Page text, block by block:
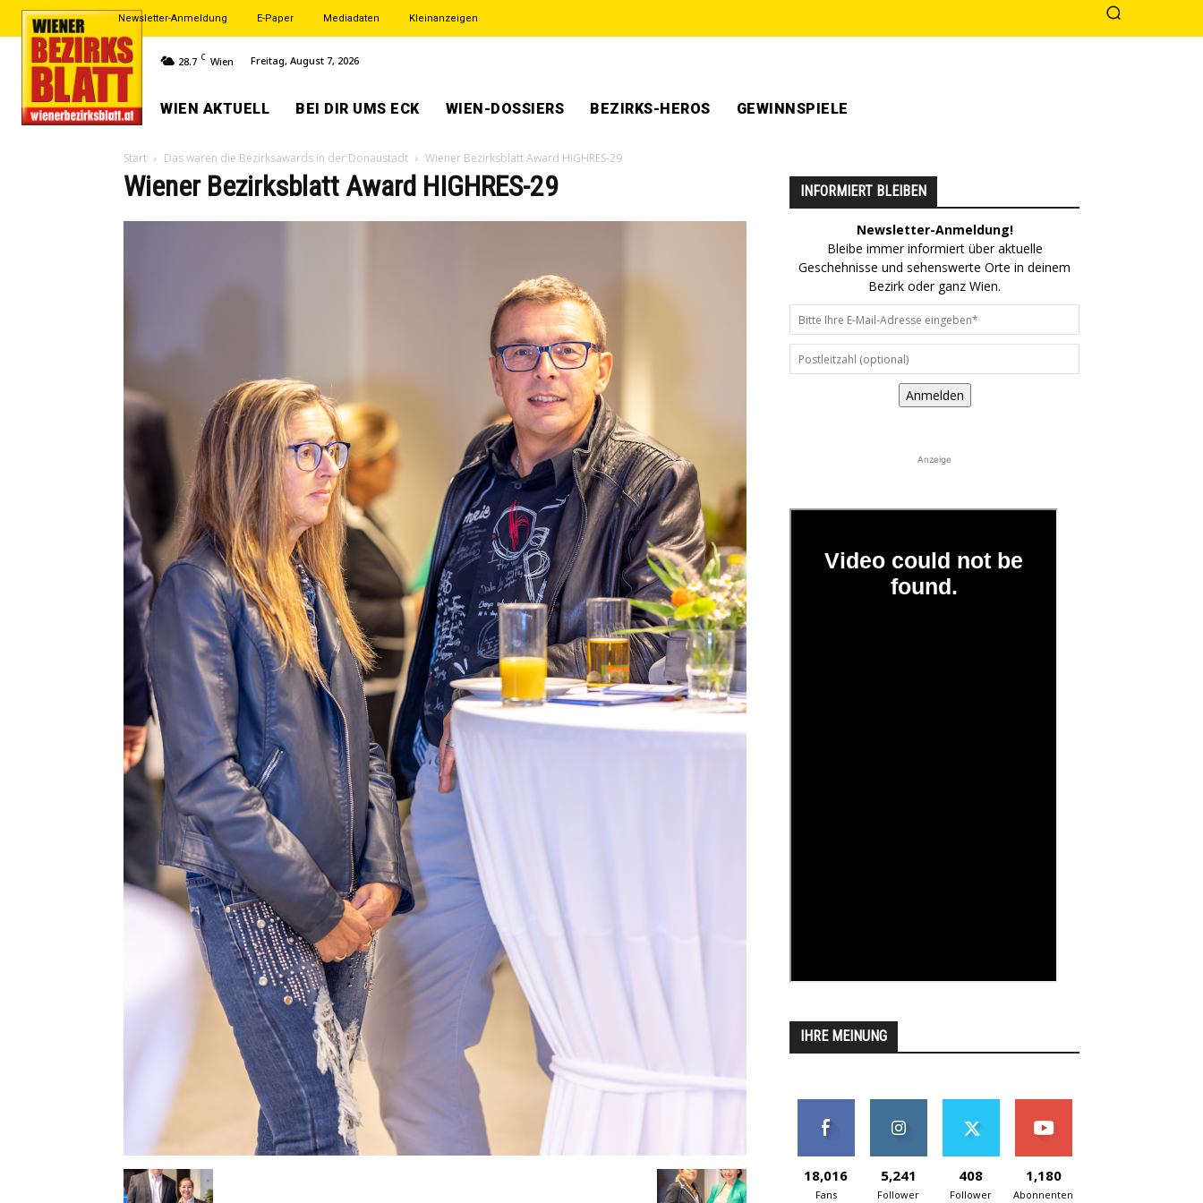
Newsletter-Anmeldung E-Paper Mediadaten Kleinanzeigen
28.7 C Wien Freitag, August 7, 2026
WIEN AKTUELL BEI DIR UMS ECK WIEN-DOSSIERS BEZIRKS-HEROS GEWINNSPIELE
Start Das waren die Bezirksawards in der Donaustadt Wiener Bezirksblatt Award HIGHRES-29
Wiener Bezirksblatt Award HIGHRES-29 INFORMIERT BLEIBEN
Newsletter-Anmeldung!
Bleibe immer informiert über aktuelle
Geschehnisse und sehenswerte Orte in deinem
Bezirk oder ganz Wien.
Anmelden
Anzeige
IHRE MEINUNG
18,016
Fans
5,241
Follower
408
Follower
1,180
Abonnenten